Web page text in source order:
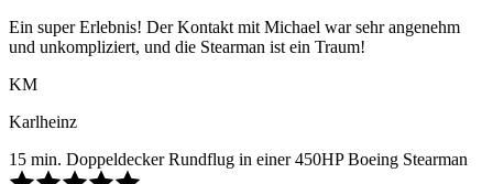
Ein super Erlebnis! Der Kontakt mit Michael war sehr angenehm
und unkompliziert, und die Stearman ist ein Traum!
KM
Karlheinz
15 min. Doppeldecker Rundflug in einer 450HP Boeing Stearman